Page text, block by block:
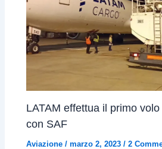
LATAM effettua il primo
con SAF
Aviazione /marzo 2, 2023/2